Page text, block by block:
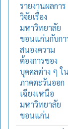
รายงานผลการ
วิจัยเรื่อง
มหาวิทยาลัย
ขอนแก่นกับกา
สนองความ
ต้องการของ
บุคคลต่าง ๆ ใน
ภาคตะวันออก
เฉียงเหนือ
มหาวิทยาลัย
ขอนแก่น